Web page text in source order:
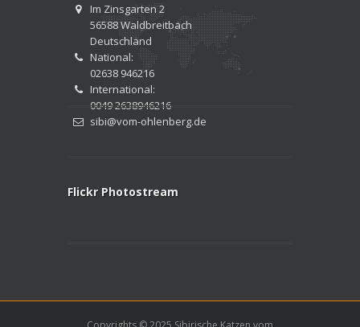
Im Zinsgarten 2
56588 Waldbreitbach
Deutschland
National:
02638 946216
International:
0049 2638946216
sibi@vom-ohlenberg.de
Flickr Photostream